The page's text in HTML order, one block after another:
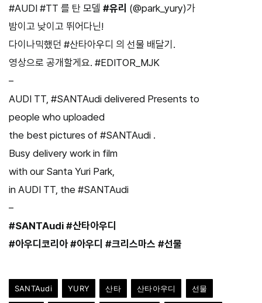
#AUDI #TT 를 탄 모델 #유리 (@park_yury)가
밤이고 낮이고 뛰어다닌!
다이나믹했던 #산타아우디 의 선물 배달기.
영상으로 공개할게요. #EDITOR_MJK
–
AUDI TT, #SANTAudi delivered Presents to
people who uploaded
the best pictures of #SANTAudi .
Busy delivery work in film
with our Santa Yuri Park,
in AUDI TT, the #SANTAudi
–
#SANTAudi #산타아우디
#아우디코리아 #아우디 #크리스마스 #선물
SANTAudi YURY 산타 산타아우디 선물